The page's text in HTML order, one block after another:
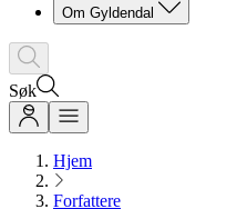
Om Gyldendal
Søk
Hjem
Forfattere